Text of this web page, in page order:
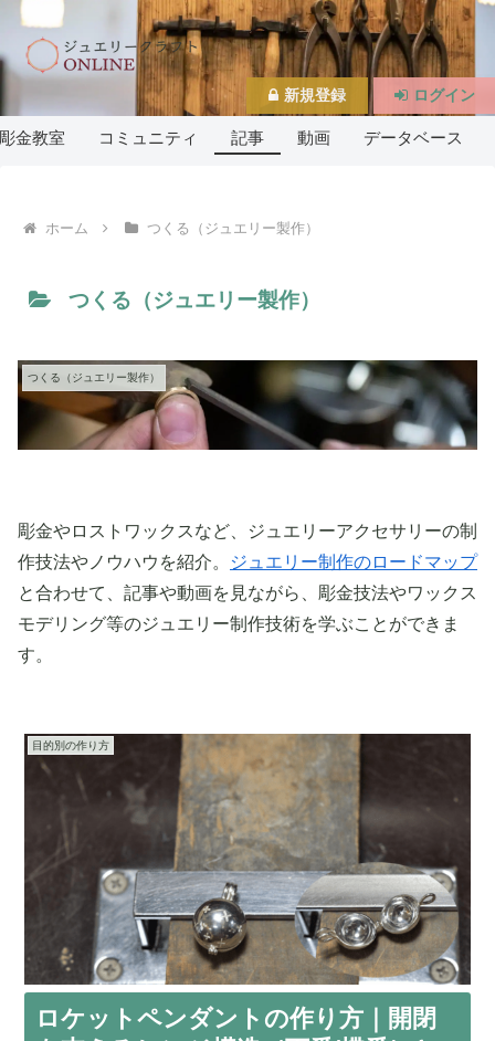
金教室 コミュニティ 記事 動画 データベース
ホーム つくる（ジュエリー製作）
つくる（ジュエリー製作）
つくる（ジュエリー製作）
彫金やロストワックスなど、ジュエリーアクセサリーの制
作技法やノウハウを紹介。
ジュエリー制作のロードマップ
と合わせて、記事や動画を見ながら、彫金技法やワックス
モデリング等のジュエリー制作技術を学ぶことができま
す。
目的別の作り方
ロケットペンダントの作り方｜開閉
新規登録 ログイン